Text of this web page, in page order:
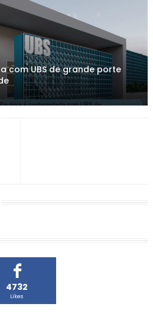
com UBS de grande porte
4732
Likes